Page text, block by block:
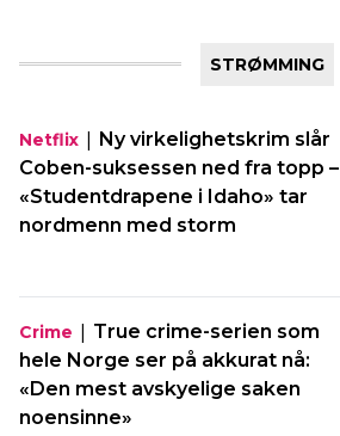
STRØMMING
Netflix | Ny virkelighetskrim slår
Coben-suksessen ned fra topp –
«Studentdrapene i Idaho» tar
nordmenn med storm
Crime | True crime-serien som
hele Norge ser på akkurat nå:
«Den mest avskyelige saken
noensinne»